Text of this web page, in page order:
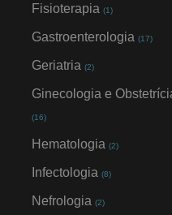
Fisioterapia (1)
Gastroenterologia (17)
Geriatria (2)
Ginecologia e
(16)
Hematologia (2)
Infectologia (8)
Nefrologia (2)